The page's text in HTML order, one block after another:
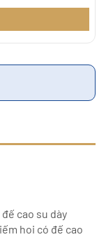
cao su dày
hoi có đế cao